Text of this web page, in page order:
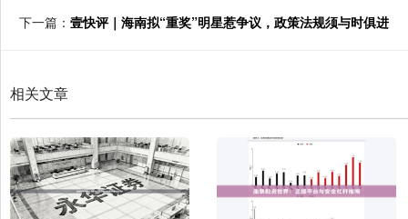
下一篇： 壹快评｜海南拟“重奖”明星惹争议，政策法规须与时俱进
相关文章